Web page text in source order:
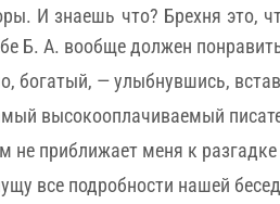
И знаешь что? Брехня это,
Б. А. вообще должен
богатый, — улыбнувшись,
высокооплачиваемый
не приближает меня к
все подробности нашей